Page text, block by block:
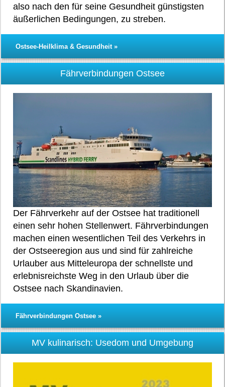
also nach den für seine Gesundheit günstigsten
äußerlichen Bedingungen, zu streben.
Ostsee-Heilklima & Gesundheit »
Fährverbindungen Ostsee
Der Fährverkehr auf der Ostsee hat traditionell
einen sehr hohen Stellenwert. Fährverbindungen
machen einen wesentlichen Teil des Verkehrs in
der Ostseeregion aus und sind für zahlreiche
Urlauber aus Mitteleuropa der schnellste und
erlebnisreichste Weg in den Urlaub über die
Ostsee nach Skandinavien.
Fährverbindungen Ostsee »
MV kulinarisch: Usedom und Umgebung